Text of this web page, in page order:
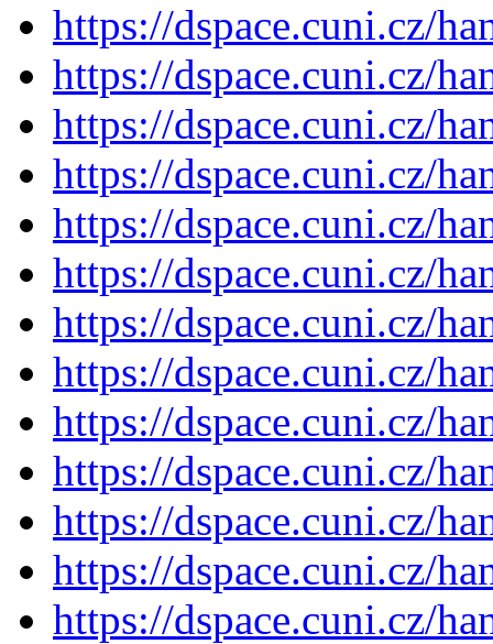
https://dspace.cuni.cz/
https://dspace.cuni.cz/
https://dspace.cuni.cz/
https://dspace.cuni.cz/
https://dspace.cuni.cz/
https://dspace.cuni.cz/
https://dspace.cuni.cz/
https://dspace.cuni.cz/
https://dspace.cuni.cz/
https://dspace.cuni.cz/
https://dspace.cuni.cz/
https://dspace.cuni.cz/
https://dspace.cuni.cz/